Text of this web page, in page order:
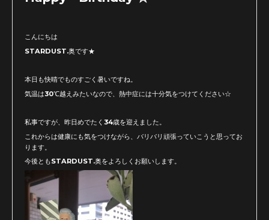
こんにちは
STARDUST.奥です★
本日も快晴でものすごく暑いですね。
気温は30℃越えみたいなので、熱中症には十分気をつけてください☆
私事ですが、昨日めでたく34歳を迎えました。
これからは健康にも気をつけながら、バリバリ頑張っていこうと思ってお
ります。
今後ともSTARDUST.奥をよろしくお願いします。